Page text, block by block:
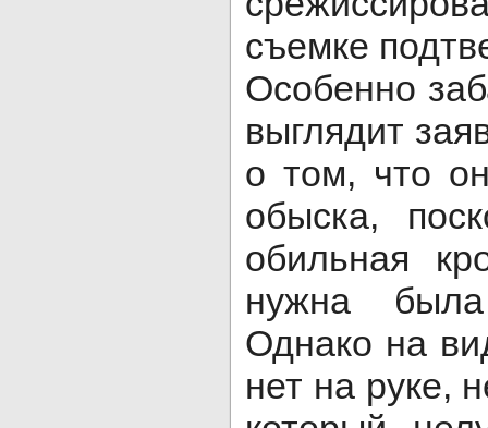
съемке
Особенно
выглядит
о том, что
обыска,
обильная
нужна
Однако на
нет на руке,